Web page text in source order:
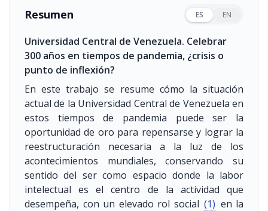
Resumen ES EN
Universidad Central de Venezuela. Celebrar
300 años en tiempos de pandemia, ¿crisis o
punto de inflexión?
En este trabajo se resume cómo la situación
actual de la Universidad Central de Venezuela en
estos tiempos de pandemia puede ser la
oportunidad de oro para repensarse y lograr la
reestructuración necesaria a la luz de los
acontecimientos mundiales, conservando su
sentido del ser como espacio donde la labor
intelectual es el centro de la actividad que
desempeña, con un elevado rol social (1) en la